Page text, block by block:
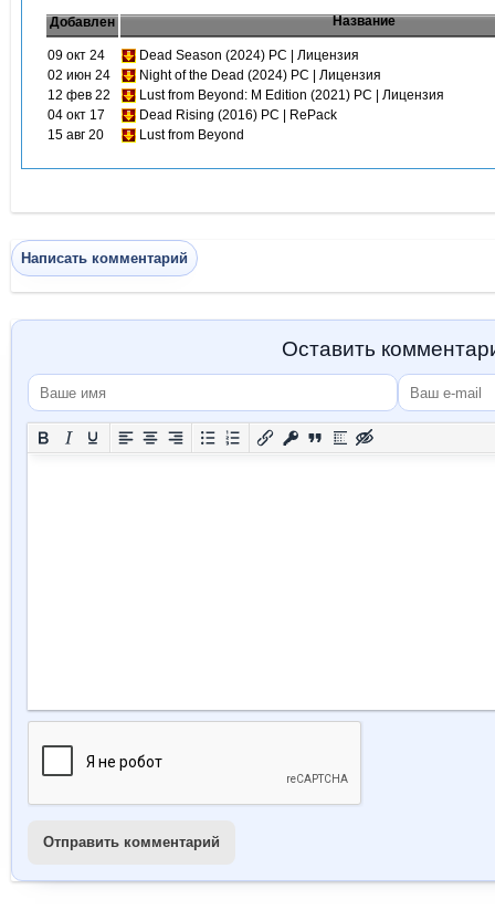
Добавлен Название
09 окт 24
Dead Season (2024) PC | Лицензия
02 июн 24
Night of the Dead (2024) PC | Лицензия
12 фев 22
Lust from Beyond: M Edition (2021) PC | Лицензия
04 окт 17
Dead Rising (2016) PC | RePack
15 авг 20
Lust from Beyond
Написать комментарий
Оставить
Отправить комментарий